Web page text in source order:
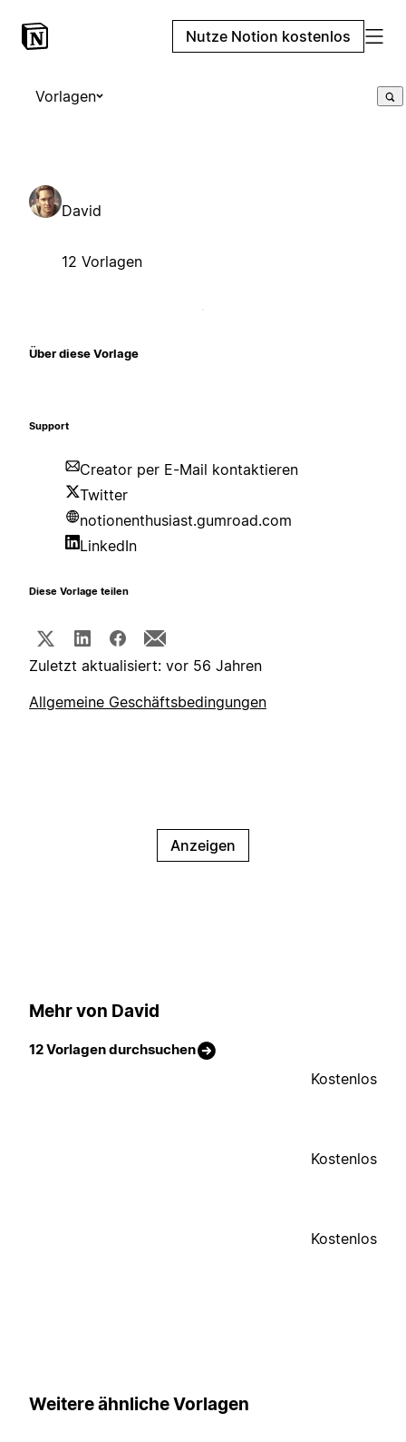
Nutze Notion kostenlos
Vorlagen
David
12 Vorlagen
Über diese Vorlage
Support
Creator per E-Mail kontaktieren
Twitter
notionenthusiast.gumroad.com
LinkedIn
Diese Vorlage teilen
Zuletzt aktualisiert: vor 56 Jahren
Allgemeine Geschäftsbedingungen
Anzeigen
Mehr von David
12 Vorlagen durchsuchen
Kostenlos
Kostenlos
Kostenlos
Weitere ähnliche Vorlagen